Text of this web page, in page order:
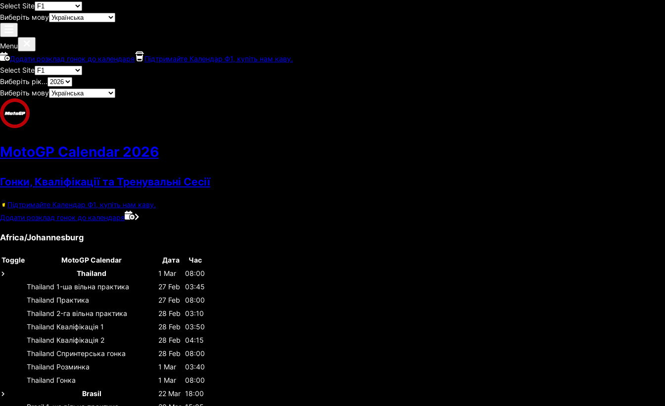
Select Site
Виберіть мову
Menu
Додати розклад гонок до календаря
Підтримайте Календар Ф1, купіть нам каву.
Select Site
Виберіть рік...
Виберіть мову
MotoGP Calendar 2026
Гонки, Кваліфікації та Тренувальні Сесії
Підтримайте Календар Ф1, купіть нам каву.
Додати розклад гонок до календаря
Africa/Johannesburg
Toggle MotoGP Calendar Дата
Час
Thailand
1 Mar
08:00
Thailand 1-ша вільна практика 27 Feb
03:45
Thailand Практика 27 Feb
08:00
Thailand 2-га вільна практика 28 Feb 03:10
Thailand Кваліфікація 1 28 Feb 03:50
Thailand Кваліфікація 2 28 Feb 04:15
Thailand Спринтерська гонка 28 Feb 08:00
Thailand Розминка 1 Mar
03:40
Thailand Гонка 1 Mar
08:00
Brasil
22 Mar 18:00